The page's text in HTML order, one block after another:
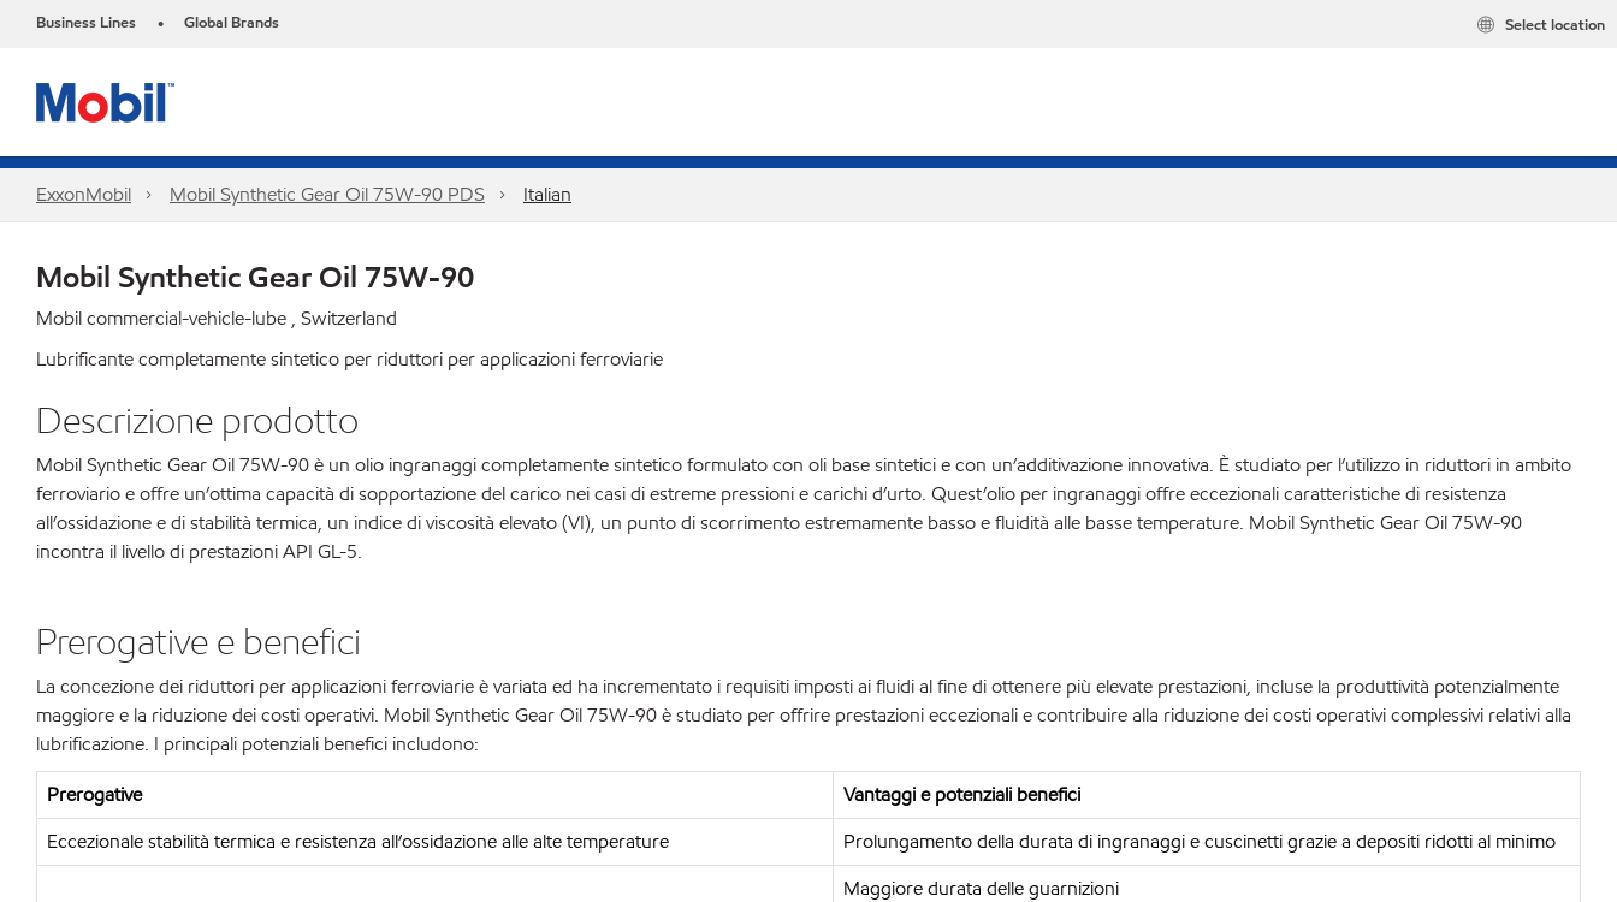
Business Lines • Global Brands Select location
ExxonMobil Mobil Synthetic Gear Oil 75W-90 PDS Italian
Mobil Synthetic Gear Oil 75W-90
Mobil commercial-vehicle-lube , Switzerland
Lubrificante completamente sintetico per riduttori per applicazioni ferroviarie
Descrizione prodotto
Mobil Synthetic Gear Oil 75W-90 è un olio ingranaggi completamente sintetico formulato con oli base sintetici e con un’additivazione innovativa. È studiato per l’utilizzo in riduttori in ambito
ferroviario e offre un’ottima capacità di sopportazione del carico nei casi di estreme pressioni e carichi d’urto. Quest’olio per ingranaggi offre eccezionali caratteristiche di resistenza
all’ossidazione e di stabilità termica, un indice di viscosità elevato (VI), un punto di scorrimento estremamente basso e fluidità alle basse temperature. Mobil Synthetic Gear Oil 75W-90
incontra il livello di prestazioni API GL-5.
Prerogative e benefici
La concezione dei riduttori per applicazioni ferroviarie è variata ed ha incrementato i requisiti imposti ai fluidi al fine di ottenere più elevate prestazioni, incluse la produttività potenzialmente
maggiore e la riduzione dei costi operativi. Mobil Synthetic Gear Oil 75W-90 è studiato per offrire prestazioni eccezionali e contribuire alla riduzione dei costi operativi complessivi relativi alla
lubrificazione. I principali potenziali benefici includono:
Prerogative
Vantaggi e potenziali benefici
Eccezionale stabilità termica e resistenza all’ossidazione alle alte temperature
Prolungamento della durata di ingranaggi e cuscinetti grazie a depositi ridotti al minimo
Maggiore durata delle guarnizioni